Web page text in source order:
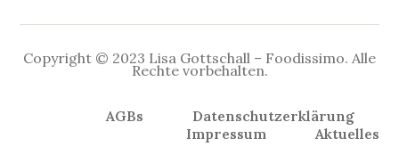
Copyright © 2023 Lisa Gottschall – Foodissimo. Alle
Rechte vorbehalten.
AGBs
Datenschutzerklärung
Impressum
Aktuelles